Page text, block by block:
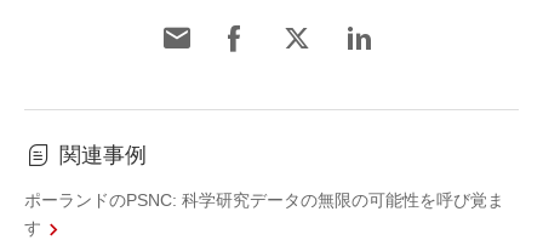
関連事例
ポーランドのPSNC: 科学研究データの無限の可能性を呼び覚ま
す